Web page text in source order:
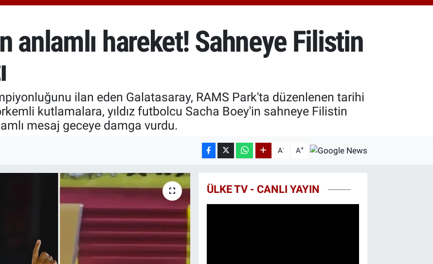
BITCOIN
65.130,04
%1.2
anlamlı hareket! Sahneye Filistin
ilan eden Galatasaray, RAMS Park'ta düzenlenen tarihi
kutlamalara, yıldız futbolcu Sacha Boey'in sahneye Filistin
mesaj geceye damga vurdu.
A- A+
ÜLKE TV - CANLI YAYIN